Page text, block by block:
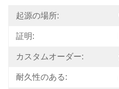
起源の場所:
証明:
カスタムオーダー:
耐久性のある: